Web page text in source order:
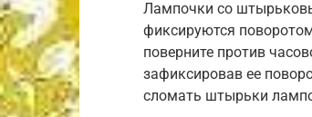
Лампочки со
фиксируются
поверните против
зафиксировав ее
сломать штырьки